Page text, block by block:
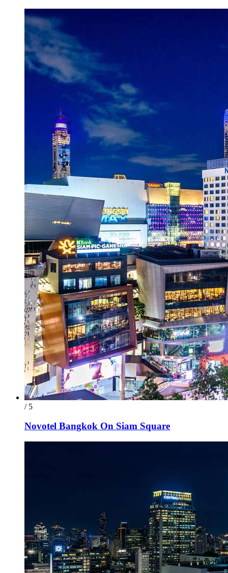
/ 5
Novotel Bangkok On Siam Square